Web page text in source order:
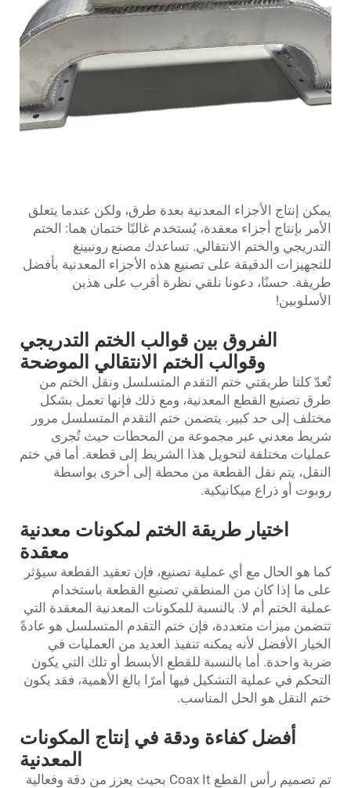
يمكن إنتاج الأجزاء المعدنية بعدة طرق، ولكن عندما يتعلق
الأمر بإنتاج أجزاء معقدة، يُستخدم غالبًا ختمان هما: الختم
التدريجي والختم الانتقالي. تساعدك مصنع رونبينغ
للتجهيزات الدقيقة على تصنيع هذه الأجزاء المعدنية بأفضل
طريقة. حسنًا، دعونا نلقي نظرة أقرب على هذين
الأسلوبين!
الفروق بين قوالب الختم التدريجي
وقوالب الختم الانتقالي الموضحة
تُعدّ كلتا طريقتي ختم التقدم المتسلسل ونقل الختم من
طرق تصنيع القطع المعدنية، ومع ذلك فإنها تعمل بشكل
مختلف إلى حد كبير. يتضمن ختم التقدم المتسلسل مرور
شريط معدني عبر مجموعة من المحطات حيث تُجرى
عمليات مختلفة لتحويل هذا الشريط إلى قطعة. أما في ختم
النقل، يتم نقل القطعة من محطة إلى أخرى بواسطة
روبوت أو ذراع ميكانيكية.
اختيار طريقة الختم لمكونات معدنية
معقدة
كما هو الحال مع أي عملية تصنيع، فإن تعقيد القطعة سيؤثر
على ما إذا كان من المنطقي تصنيع القطعة باستخدام
عملية الختم أم لا. بالنسبة للمكونات المعدنية المعقدة التي
تتضمن ميزات متعددة، فإن ختم التقدم المتسلسل هو عادةً
الخيار الأفضل لأنه يمكنه تنفيذ العديد من العمليات في
ضربة واحدة. أما بالنسبة للقطع الأبسط أو تلك التي يكون
التحكم في عملية التشكيل فيها أمرًا بالغ الأهمية، فقد يكون
ختم النقل هو الحل المناسب.
أفضل كفاءة ودقة في إنتاج المكونات
المعدنية
تم تصميم رأس القطع Coax It بحيث يعزز من دقة وفعالية